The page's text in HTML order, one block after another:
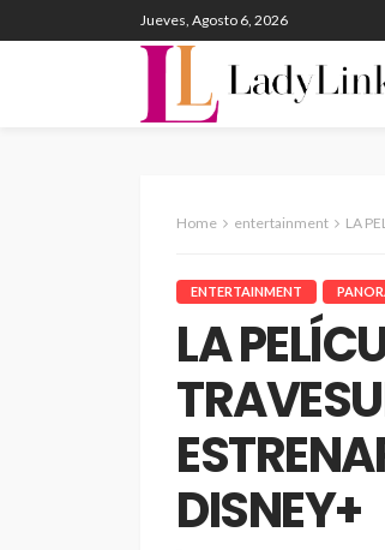
Jueves, Agosto 6, 2026
Home entertainment LA
ENTERTAINMENT
LA
DISNEY+